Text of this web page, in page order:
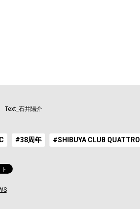
Text_石井陽介
#38周年 #SHIBUYA CLUB QUATTRO